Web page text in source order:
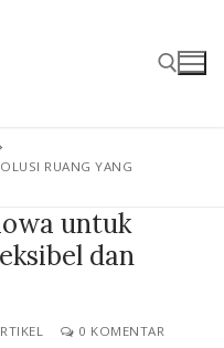
RUANG YANG
untuk
dan
0 KOMENTAR